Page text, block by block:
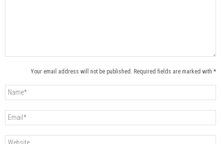
Your email address will not be published. Required fields are marked with *